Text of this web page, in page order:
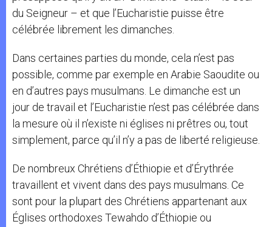
du Seigneur – et que l’Eucharistie puisse être
célébrée librement les dimanches.
Dans certaines parties du monde, cela n’est pas
possible, comme par exemple en Arabie Saoudite ou
en d’autres pays musulmans. Le dimanche est un
jour de travail et l’Eucharistie n’est pas célébrée dans
la mesure où il n’existe ni églises ni prêtres ou, tout
simplement, parce qu’il n’y a pas de liberté religieuse.
De nombreux Chrétiens d’Éthiopie et d’Érythrée
travaillent et vivent dans des pays musulmans. Ce
sont pour la plupart des Chrétiens appartenant aux
Églises orthodoxes Tewahdo d’Éthiopie ou